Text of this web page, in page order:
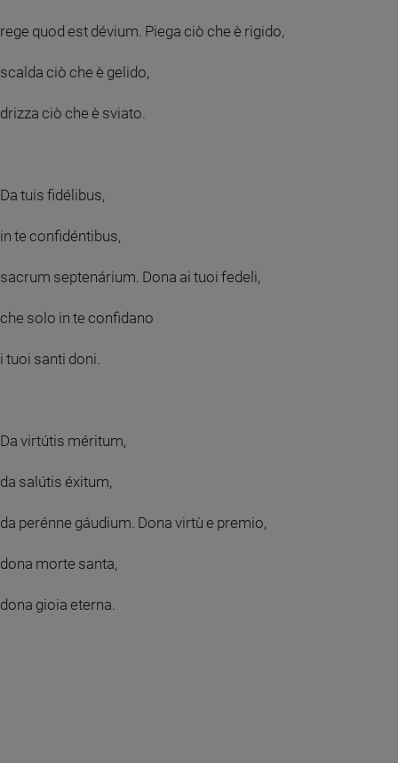
rege quod est dévium. Piega ciò che è rigido,
scalda ciò che è gelido,
drizza ciò che è sviato.
Da tuis fidélibus,
in te confidéntibus,
sacrum septenárium. Dona ai tuoi fedeli,
che solo in te confidano
i tuoi santi doni.
Da virtútis méritum,
da salútis éxitum,
da perénne gáudium. Dona virtù e premio,
dona morte santa,
dona gioia eterna.